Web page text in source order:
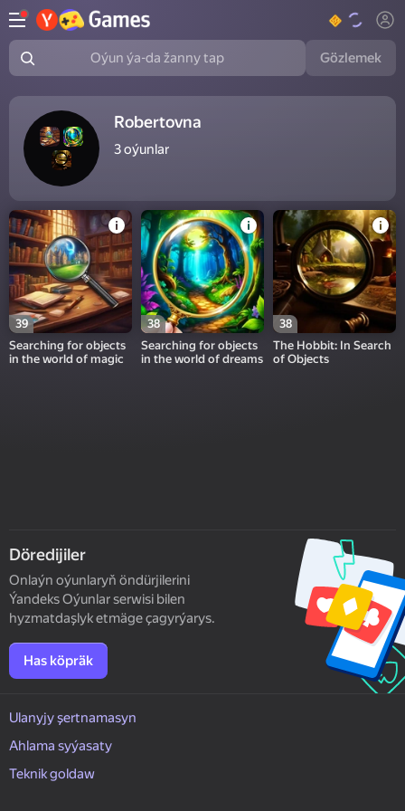
Oýun ýa-da žanny tap Gözlemek
Robertovna
3oýunlar
39
Searching for objects
in the world of magic
38
Searching for objects
in the world of dreams
38
The Hobbit: In Search
of Objects
Döredijiler
Onlaýn oýunlaryň öndürjilerini
Ýandeks Oýunlar serwisi bilen
hyzmatdaşlyk etmäge çagyrýarys.
Has köpräk
Ulanyjy şertnamasyn
Ahlama syýasaty
Teknik goldaw